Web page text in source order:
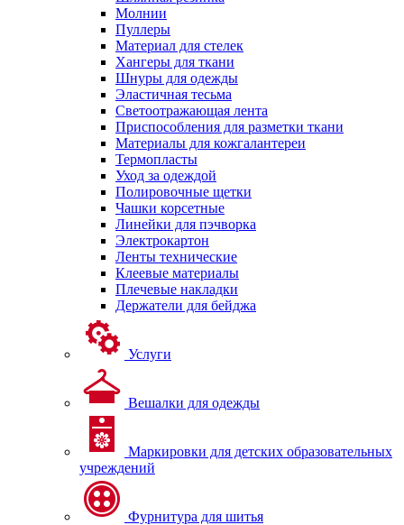
Молнии
Пуллеры
Материал для стелек
Хангеры для ткани
Шнуры для одежды
Эластичная тесьма
Светоотражающая лента
Приспособления для разметки ткани
Материалы для кожгалантереи
Термопласты
Уход за одеждой
Полировочные щетки
Чашки корсетные
Линейки для пэчворка
Электрокартон
Ленты технические
Клеевые материалы
Плечевые накладки
Держатели для бейджа
Услуги
Вешалки для одежды
Маркировки для детских образовательных
учреждений
Фурнитура для шитья